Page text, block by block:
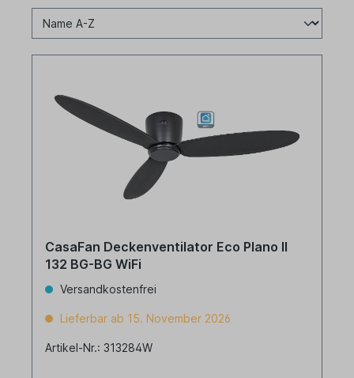
CasaFan Deckenventilator Eco Plano II
132 BG-BG WiFi
Versandkostenfrei
Lieferbar ab 15. November 2026
Artikel-Nr.: 313284W